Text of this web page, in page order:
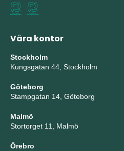
Våra kontor
Stockholm
Kungsgatan 44, Stockholm
Göteborg
Stampgatan 14, Göteborg
Malmö
Stortorget 11, Malmö
Örebro